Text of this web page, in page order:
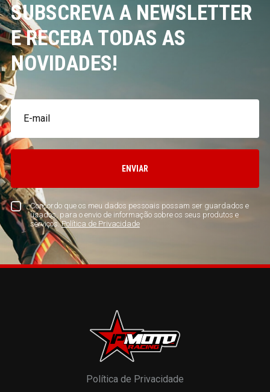
SUBSCREVA A NEWSLETTER
E RECEBA TODAS AS
NOVIDADES!
Concordo que os meu dados pessoais possam ser guardados e
usados, para o envio de informação sobre os seus produtos e
serviços.Política de Privacidade
ENVIAR
Política de Privacidade